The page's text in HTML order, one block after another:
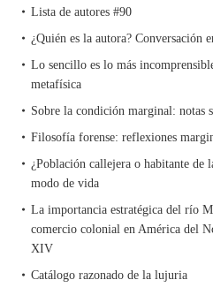
Lista de autores #90
¿Quién es la autora? Conversación
Lo sencillo es lo más
metafísica
Sobre la condición marginal: notas
Filosofía forense: reflexiones
¿Población callejera o habitante de
modo de vida
La importancia estratégica del río
comercio colonial en América del
XIV
Catálogo razonado de la lujuria